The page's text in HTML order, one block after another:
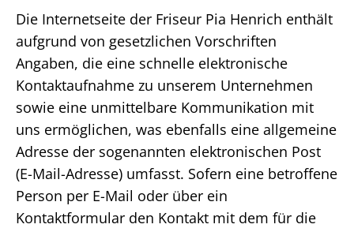
Die Internetseite der Friseur Pia Henrich enthält
aufgrund von gesetzlichen Vorschriften
Angaben, die eine schnelle elektronische
Kontaktaufnahme zu unserem Unternehmen
sowie eine unmittelbare Kommunikation mit
uns ermöglichen, was ebenfalls eine allgemeine
Adresse der sogenannten elektronischen Post
(E-Mail-Adresse) umfasst. Sofern eine betroffene
Person per E-Mail oder über ein
Kontaktformular den Kontakt mit dem für die